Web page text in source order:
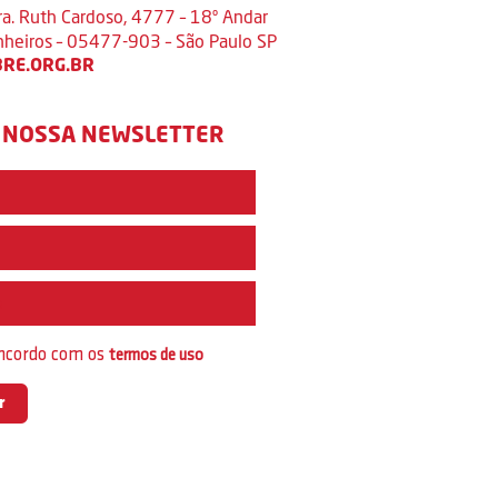
Ruth Cardoso, 4777 – 18º Andar
– 05477-903 – São Paulo SP
NEWSLETTER
com ostermos de uso